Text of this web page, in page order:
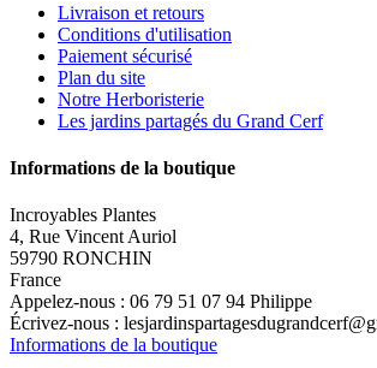
Livraison et retours
Conditions d'utilisation
Paiement sécurisé
Plan du site
Notre Herboristerie
Les jardins partagés du Grand Cerf
Informations de la boutique
Incroyables Plantes
4, Rue Vincent Auriol
59790 RONCHIN
France
Appelez-nous : 06 79 51 07 94 Philippe
Écrivez-nous :
Informations de la boutique